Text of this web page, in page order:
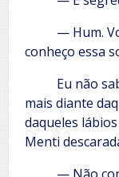
— Hum.
conheço essa
Eu não
mais diante
daqueles
Menti